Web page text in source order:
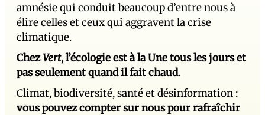
amnésie qui conduit beaucoup d’entre nous à
élire celles et ceux qui aggravent la crise
climatique.
ChezVert, l’écologie est à la Une tous les jours et
pas seulement quand il fait chaud.
Climat, biodiversité, santé et désinformation :
vous pouvez compter sur nous pour rafraîchir